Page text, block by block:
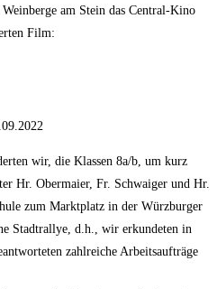
am Stein das Central-Kino
Film:
wir, die Klassen 8a/b, um kurz
Hr. Obermaier, Fr. Schwaiger und Hr.
zum Marktplatz in der Würzburger
Stadtrallye, d.h., wir erkundeten in
zahlreiche Arbeitsaufträge